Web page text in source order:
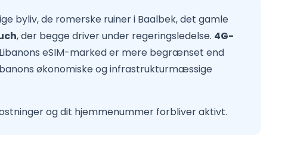
byliv, de romerske ruiner i Baalbek, det gamle
, der begge driver under regeringsledelse. 4G-
eSIM-marked er mere begrænset end
økonomiske og infrastrukturmæssige
og dit hjemmenummer forbliver aktivt.